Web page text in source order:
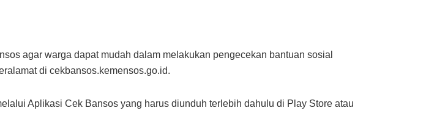
agar warga dapat mudah dalam melakukan pengecekan bantuan sosial
di cekbansos.kemensos.go.id.
Aplikasi Cek Bansos yang harus diunduh terlebih dahulu di Play Store atau